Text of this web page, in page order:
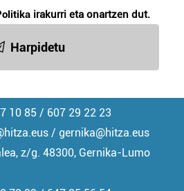
irakurri eta onartzen dut.
Harpidetu
10 85 / 607 29 22 23
/ gernika@hitza.eus
z/g. 48300, Gernika-Lumo